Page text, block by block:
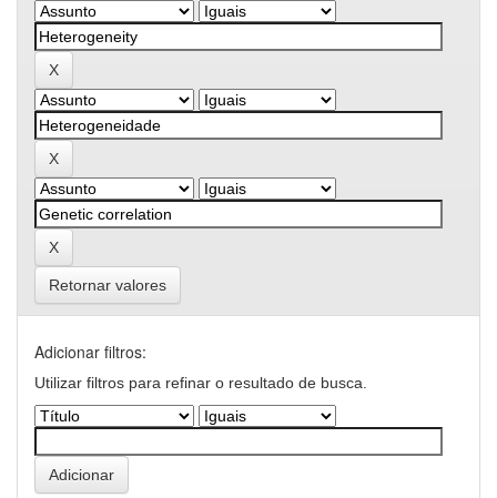
Retornar valores
Adicionar filtros:
Utilizar filtros para refinar o resultado de busca.